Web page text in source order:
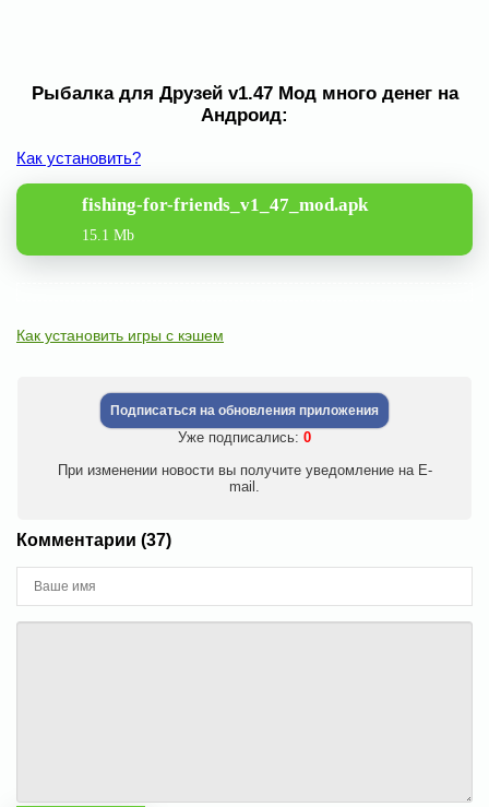
Рыбалка для Друзей v1.47 Мод много денег на
Андроид:
Как установить?
fishing-for-friends_v1_47_mod.apk
15.1 Mb
Как установить игры с кэшем
Подписаться на обновления приложения
Уже подписались: 0
При изменении новости вы получите уведомление на E-
mail.
Комментарии (37)